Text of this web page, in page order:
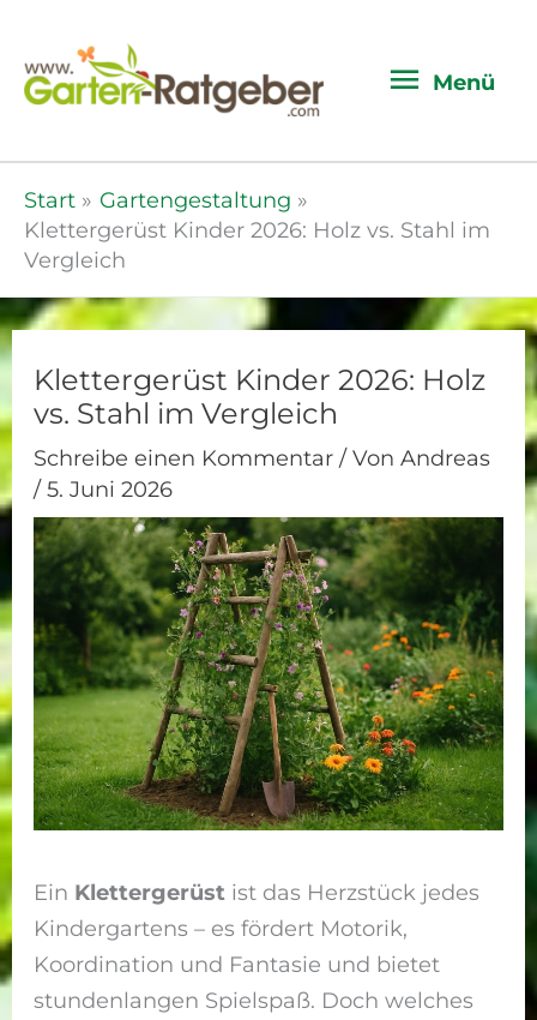
Menü
Start
Gartengestaltung
Klettergerüst Kinder 2026: Holz vs. Stahl im
Vergleich
Klettergerüst Kinder 2026: Holz
vs. Stahl im Vergleich
Schreibe einen Kommentar / VonAndreas
/5. Juni 2026
Ein Klettergerüst ist das Herzstück jedes
Kindergartens – es fördert Motorik,
Koordination und Fantasie und bietet
stundenlangen Spielspaß. Doch welches